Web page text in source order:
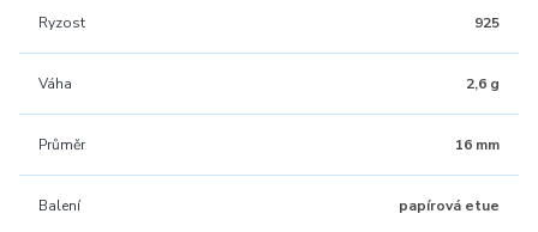
Ryzost 925
Váha 2,6 g
Průměr 16 mm
Balení papírová etue